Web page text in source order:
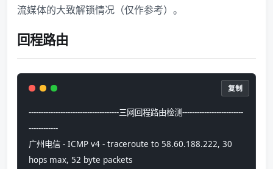
流媒体的大致解锁情况（仅作参考）。
回程路由
-------------------------------------三网回程路由检测-------------------------
------------
广州电信 - ICMP v4 - traceroute to 58.60.188.222, 30
hops max, 52 byte packets
复制